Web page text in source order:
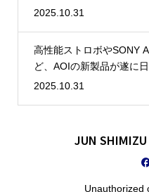
2025.10.31
高性能ストロボやSONY
ど、AOIの新製品が遂に
2025.10.31
JUN
Unauthorized